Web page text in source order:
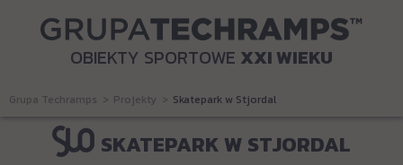
OBIEKTY SPORTOWE XXI WIEKU
Grupa Techramps Projekty Skatepark w Stjordal
SKATEPARK W STJORDAL